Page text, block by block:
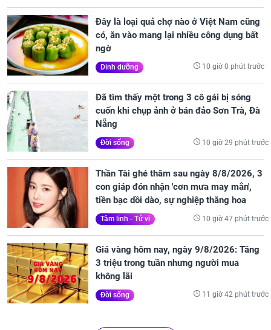
Đây là loại quả chợ nào ở Việt Nam cũng
có, ăn vào mang lại nhiều công dụng bất
ngờ
Dinh dưỡng 10 giờ 0 phút trước
Đã tìm thấy một trong 3 cô gái bị sóng
cuốn khi chụp ảnh ở bán đảo Sơn Trà, Đà
Nẵng
Đời sống 10 giờ 29 phút trước
Thần Tài ghé thăm sau ngày 8/8/2026, 3
con giáp đón nhận 'cơn mưa may mắn',
tiền bạc dồi dào, sự nghiệp thăng hoa
Tâm linh - Tử vi 10 giờ 47 phút trước
Giá vàng hôm nay, ngày 9/8/2026: Tăng
3 triệu trong tuần nhưng người mua
không lãi
Đời sống 11 giờ 42 phút trước